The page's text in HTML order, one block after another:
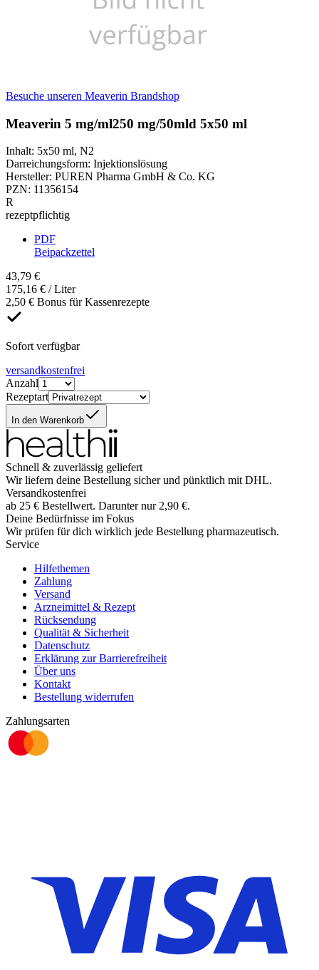
Besuche unseren Meaverin Brandshop
Meaverin 5 mg/ml250 mg/50mld 5x50 ml
Inhalt: 5x50 ml, N2
Darreichungsform: Injektionslösung
Hersteller: PUREN Pharma GmbH & Co. KG
PZN: 11356154
R
rezeptpflichtig
PDF
Beipackzettel
43,79 €
175,16 € / Liter
2,50 € Bonus für Kassenrezepte
Sofort verfügbar
versandkostenfrei
Anzahl
Rezeptart
In den Warenkorb
Schnell & zuverlässig geliefert
Wir liefern deine Bestellung sicher und pünktlich mit DHL.
Versandkostenfrei
ab 25 € Bestellwert. Darunter nur 2,90 €.
Deine Bedürfnisse im Fokus
Wir prüfen für dich wirklich jede Bestellung pharmazeutisch.
Service
Hilfethemen
Zahlung
Versand
Arzneimittel & Rezept
Rücksendung
Qualität & Sicherheit
Datenschutz
Erklärung zur Barrierefreiheit
Über uns
Kontakt
Bestellung widerrufen
Zahlungsarten